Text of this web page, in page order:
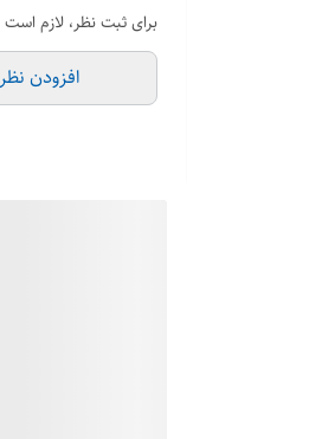
برای ثبت نظر، لازم
افزودن نظر